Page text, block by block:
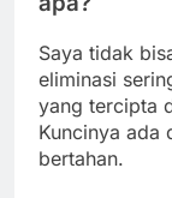
Saya tidak
eliminasi
yang tercipta
Kuncinya ada
bertahan.